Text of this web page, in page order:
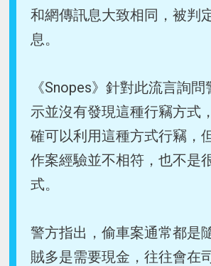
和網傳訊息大致相同，被判
息。
《Snopes》針對此流言詢
示並沒有發現這種行竊方式
確可以利用這種方式行竊，
作案經驗並不相符，也不是
式。
警方指出，偷車案通常都是
賊多是需要現金，往往會在